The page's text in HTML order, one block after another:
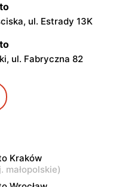
ul. Estrady 13K
ul. Fabryczna 82
ul. Mochtyńska
Kraków
małopolskie)